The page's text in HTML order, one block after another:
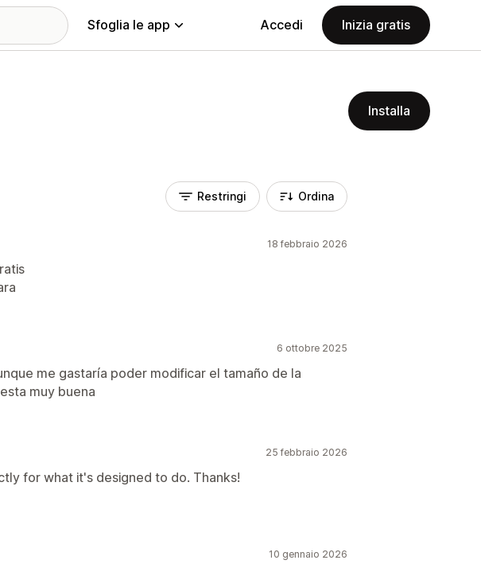
Sfoglia le app Accedi Inizia gratis
Installa
Restringi Ordina
18 febbraio 2026
6 ottobre 2025
me gastaría poder modificar el tamaño de la
muy buena
25 febbraio 2026
for what it's designed to do. Thanks!
10 gennaio 2026